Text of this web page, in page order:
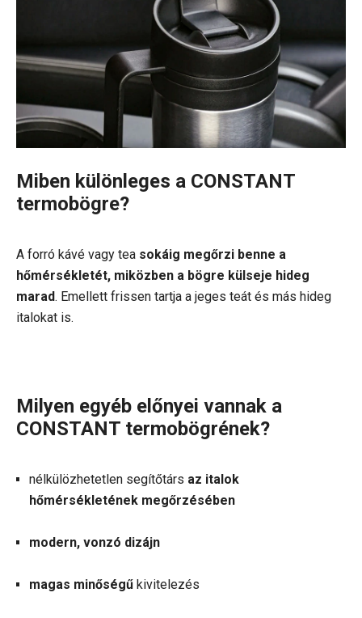
Miben különleges a CONSTANT
termobögre?
A forró kávé vagy tea sokáig megőrzi benne a
hőmérsékletét, miközben a bögre külseje hideg
marad. Emellett frissen tartja a jeges teát és más hideg
italokat is.
Milyen egyéb előnyei vannak a
CONSTANT termobögrének?
nélkülözhetetlen segítőtárs az italok
hőmérsékletének megőrzésében
modern, vonzó dizájn
magas minőségű kivitelezés